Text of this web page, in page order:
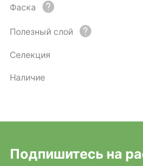
Фаска
Полезный слой
Селекция
Наличие
Подпишитесь на